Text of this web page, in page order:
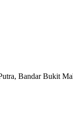
Bandar Bukit